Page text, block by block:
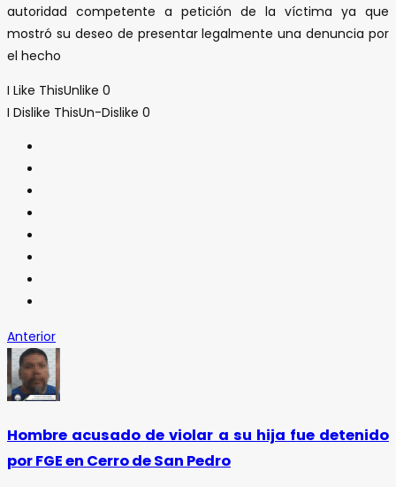
autoridad competente a petición de la víctima ya que
mostró su deseo de presentar legalmente una denuncia por
el hecho
I Like ThisUnlike 0
I Dislike ThisUn-Dislike 0
Anterior
Hombre acusado de violar a su hija fue detenido
por FGE en Cerro de San Pedro